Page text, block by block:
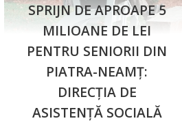
SPRIJN DE APROAPE 5
MILIOANE DE LEI
PENTRU SENIORII DIN
PIATRA-NEAMȚ:
DIRECȚIA DE
ASISTENȚĂ SOCIALĂ